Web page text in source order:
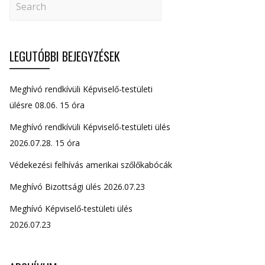
LEGUTÓBBI BEJEGYZÉSEK
Meghívó rendkívüli Képviselő-testületi
ülésre 08.06. 15 óra
Meghívó rendkívüli Képviselő-testületi ülés
2026.07.28. 15 óra
Védekezési felhívás amerikai szőlőkabócák
Meghívó Bizottsági ülés 2026.07.23
Meghívó Képviselő-testületi ülés
2026.07.23